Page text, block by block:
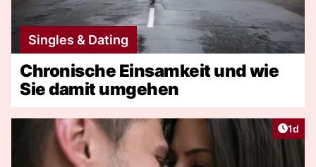
Singles & Dating
Chronische Einsamkeit und wie
Sie damit umgehen
1d